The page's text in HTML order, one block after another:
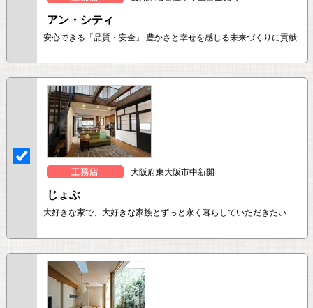
アン・シティ
安心できる「品質・安全」 豊かさと幸せを感じる未来づくりに貢献
大阪府東大阪市中新開
じょぶ
大好きな家で、大好きな家族とずっと永く暮らしていただきたい